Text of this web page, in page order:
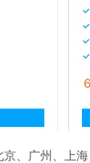
、广州、上